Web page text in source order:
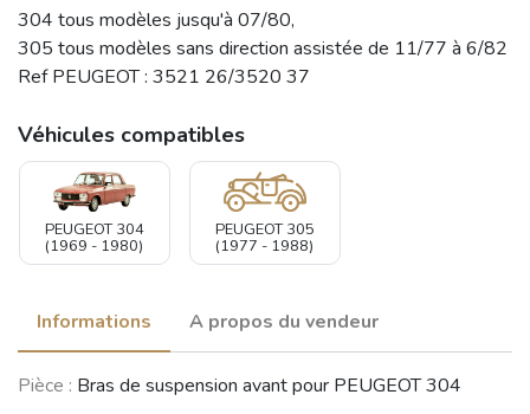
304 tous modèles jusqu'à 07/80,
305 tous modèles sans direction assistée de 11/77 à 6/82
Ref PEUGEOT : 3521 26/3520 37
Véhicules compatibles
PEUGEOT 304
(1969 - 1980)
PEUGEOT 305
(1977 - 1988)
Informations A propos du vendeur
Pièce : Bras de suspension avant pour PEUGEOT 304